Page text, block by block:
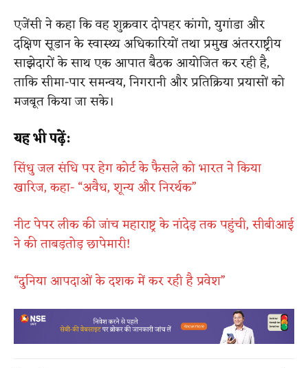
एजेंसी ने कहा कि वह शुक्रवार दोपहर कांगो, युगांडा और
दक्षिण सूडान के स्वास्थ्य अधिकारियों तथा प्रमुख अंतरराष्ट्रीय
साझेदारों के साथ एक आपात बैठक आयोजित कर रही है,
ताकि सीमा-पार समन्वय, निगरानी और प्रतिक्रिया प्रयासों को
मजबूत किया जा सके।
यह भी पढ़ें:
सिंधु जल संधि पर हेग कोर्ट के फैसले को भारत ने किया
खारिज, कहा- “अवैध, शून्य और निरर्थक”
नीट पेपर लीक की जांच महाराष्ट्र के नांदेड़ तक पहुंची, सीबीआई
ने की ताबड़तोड़ छापेमारी!
“दुनिया आपदाओं के दशक में कर रही है प्रवेश”